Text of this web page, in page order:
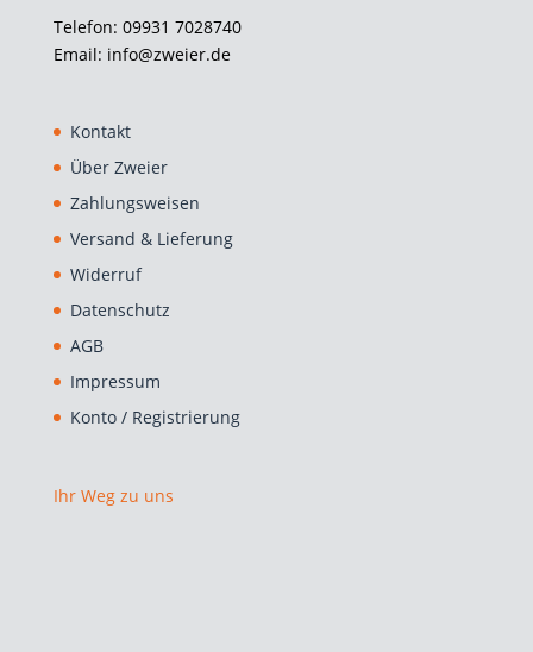
Telefon: 09931 7028740
Email: info@zweier.de
Kontakt
Über Zweier
Zahlungsweisen
Versand & Lieferung
Widerruf
Datenschutz
AGB
Impressum
Konto / Registrierung
Ihr Weg zu uns